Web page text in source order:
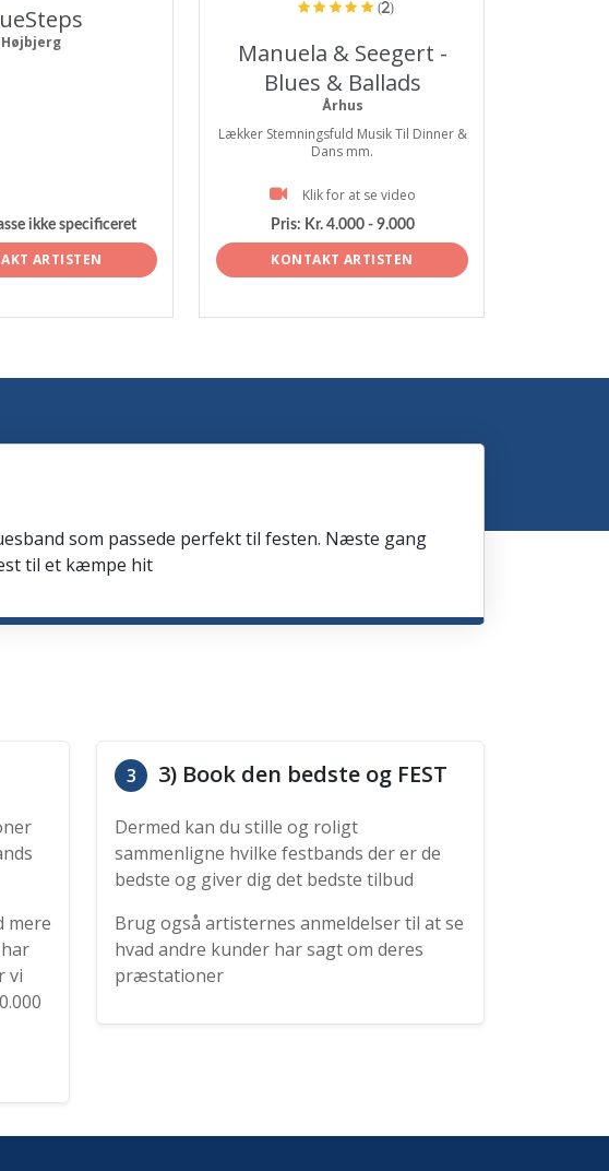
Højbjerg
ikke specificeret
ARTISTEN
(2)
Manuela & Seegert -
Blues & Ballads
Århus
Lækker Stemningsfuld Musik Til Dinner &
Dans mm.
Klik for at se video
Pris: Kr. 4.000 - 9.000
KONTAKT ARTISTEN
som passede perfekt til festen. Næste gang
til et kæmpe hit
mere
vi
3 3) Book den bedste og FEST
Dermed kan du stille og roligt
sammenligne hvilke festbands der er de
bedste og giver dig det bedste tilbud
Brug også artisternes anmeldelser til at se
hvad andre kunder har sagt om deres
præstationer